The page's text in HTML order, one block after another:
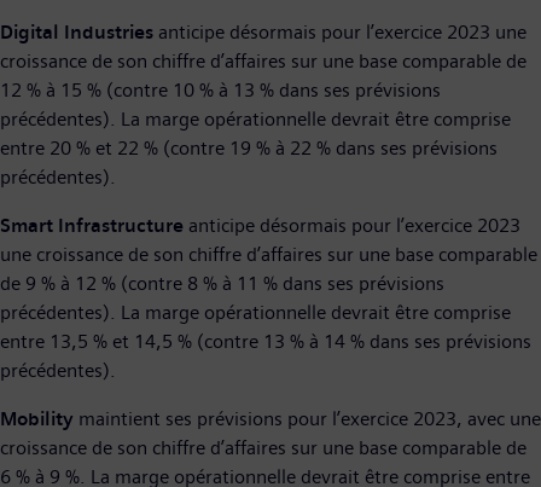
Digital Industries anticipe désormais pour l’exercice 2023 une
croissance de son chiffre d’affaires sur une base comparable de
12 % à 15 % (contre 10 % à 13 % dans ses prévisions
précédentes). La marge opérationnelle devrait être comprise
entre 20 % et 22 % (contre 19 % à 22 % dans ses prévisions
précédentes).
Smart Infrastructure anticipe désormais pour l’exercice 2023
une croissance de son chiffre d’affaires sur une base comparable
de 9 % à 12 % (contre 8 % à 11 % dans ses prévisions
précédentes). La marge opérationnelle devrait être comprise
entre 13,5 % et 14,5 % (contre 13 % à 14 % dans ses prévisions
précédentes).
Mobility maintient ses prévisions pour l’exercice 2023, avec une
croissance de son chiffre d’affaires sur une base comparable de
6 % à 9 %. La marge opérationnelle devrait être comprise entre